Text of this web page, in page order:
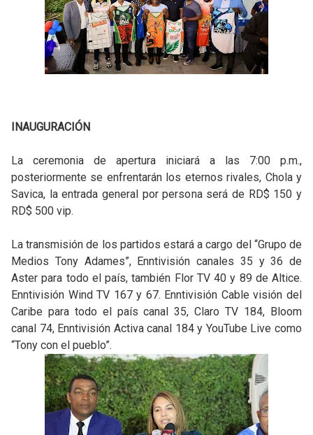
INAUGURACIÓN
La ceremonia de apertura iniciará a las 7:00 p.m.,
posteriormente se enfrentarán los eternos rivales, Chola y
Savica, la entrada general por persona será de RD$ 150 y
RD$ 500 vip.
La transmisión de los partidos estará a cargo del “Grupo de
Medios Tony Adames”, Enntivisión canales 35 y 36 de
Aster para todo el país, también Flor TV 40 y 89 de Altice.
Enntivisión Wind TV 167 y 67. Enntivisión Cable visión del
Caribe para todo el país canal 35, Claro TV 184, Bloom
canal 74, Enntivisión Activa canal 184 y YouTube Live como
“Tony con el pueblo”.